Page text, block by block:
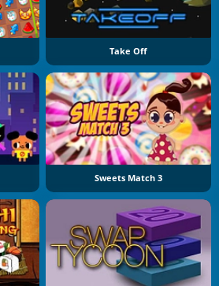
Take Off
Sweets Match 3